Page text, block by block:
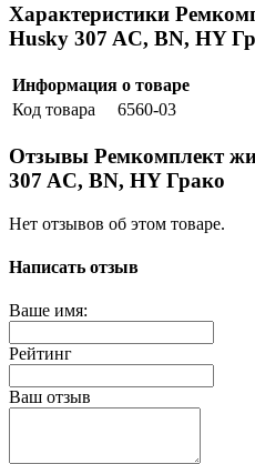
Характеристики
Husky 307 AC, BN, HY
Информация о товаре
Код товара
6560-03
Отзывы Ремкомплект
307 AC, BN, HY Грако
Нет отзывов об этом товаре.
Написать отзыв
Ваше имя:
Рейтинг
Ваш отзыв